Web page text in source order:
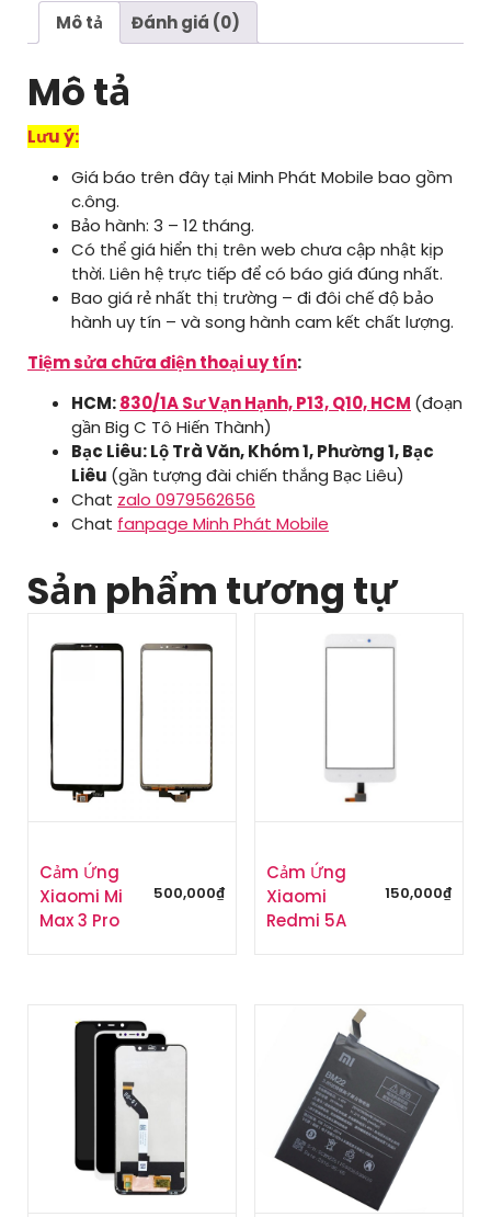
lượng
Mô tả Đánh giá (0)
Mô tả
Lưu ý:
Giá báo trên đây tại Minh Phát Mobile bao gồm
c.ông.
Bảo hành: 3 – 12 tháng.
Có thể giá hiển thị trên web chưa cập nhật kịp
thời. Liên hệ trực tiếp để có báo giá đúng nhất.
Bao giá rẻ nhất thị trường – đi đôi chế độ bảo
hành uy tín – và song hành cam kết chất lượng.
Tiệm sửa chữa điện thoại uy tín:
HCM:830/1A Sư Vạn Hạnh, P13, Q10, HCM (đoạn
gần Big C Tô Hiến Thành)
Bạc Liêu: Lộ Trà Văn, Khóm 1, Phường 1, Bạc
Liêu (gần tượng đài chiến thắng Bạc Liêu)
Chat zalo 0979562656
Chat fanpage Minh Phát Mobile
Sản phẩm tương tự
Cảm Ứng
Xiaomi Mi
Max 3 Pro
500,000₫
Cảm Ứng
Xiaomi
Redmi 5A
150,000₫